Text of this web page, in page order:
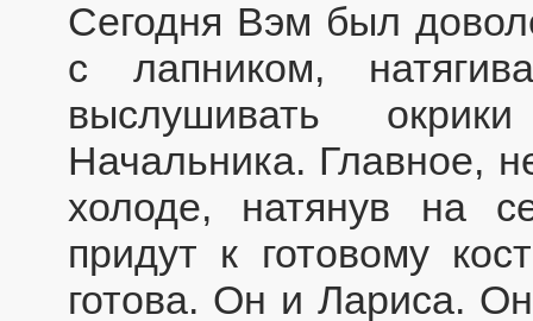
Сегодня Вэм был
с лапником,
выслушивать
Начальника. Главное,
холоде, натянув на
придут к готовому
готова. Он и Лариса.